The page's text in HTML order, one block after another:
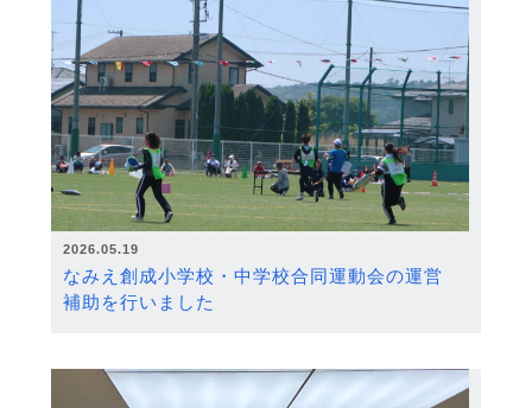
2026.05.19
なみえ創成小学校・中学校合同運動会の運営
補助を行いました